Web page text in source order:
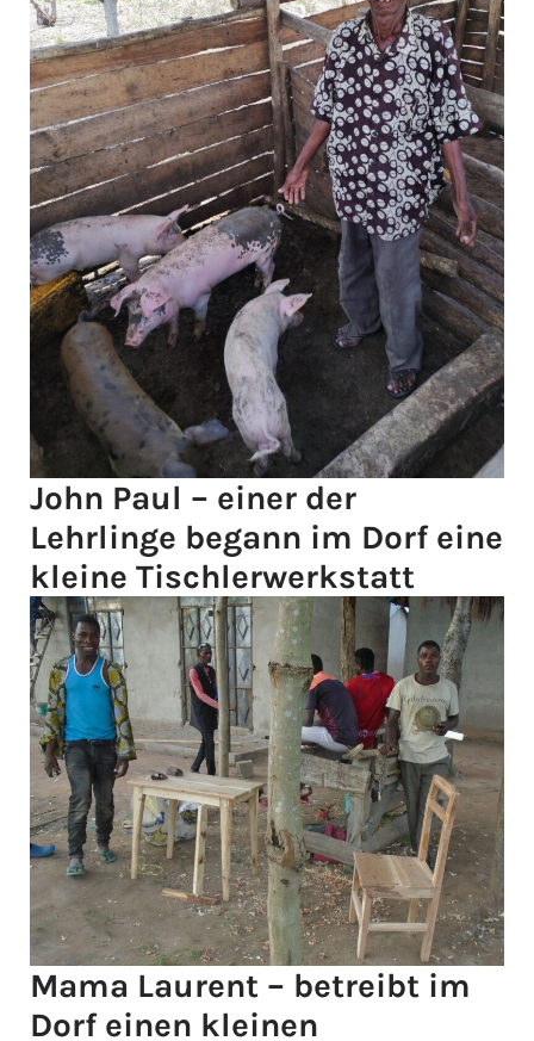
John Paul – einer der
Lehrlinge begann im Dorf eine
kleine Tischlerwerkstatt
Mama Laurent – betreibt im
Dorf einen kleinen